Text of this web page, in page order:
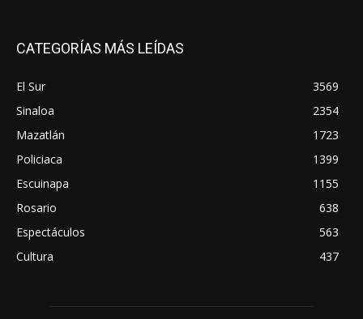
CATEGORÍAS MÁS LEÍDAS
El Sur
3569
Sinaloa
2354
Mazatlán
1723
Policiaca
1399
Escuinapa
1155
Rosario
638
Espectáculos
563
Cultura
437